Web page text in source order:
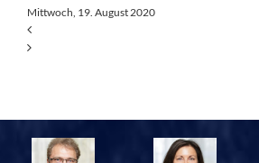
Mittwoch, 19. August 2020